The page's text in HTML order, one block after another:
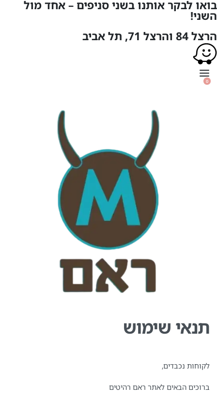
בואו לבקר אותנו בשני סניפים – אחד מול
השני!
הרצל 84 והרצל 71, תל אביב
0
תנאי שימוש
לקוחות נכבדים,
ברוכים הבאים לאתר ראם רהיטים